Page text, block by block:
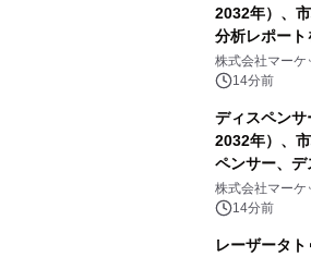
2032年）、
分析レポート
株式会社マーケ
14分前
ディスペンサ
2032年）、
ペンサー、デ
サー）・分
株式会社マーケ
14分前
レーザータ